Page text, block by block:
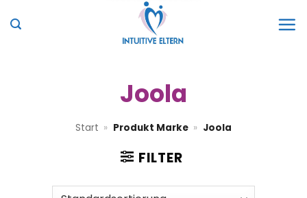
Inhalt
Joola
Start » Produkt Marke » Joola
FILTER